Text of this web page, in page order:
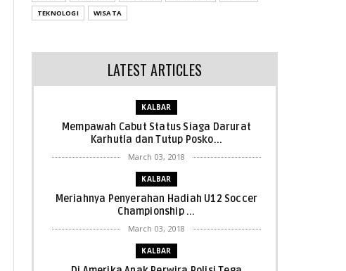
TEKNOLOGI
WISATA
LATEST ARTICLES
KALBAR
Mempawah Cabut Status Siaga Darurat
Karhutla dan Tutup Posko...
March 03, 2018
KALBAR
Meriahnya Penyerahan Hadiah U12 Soccer
Championship ...
March 03, 2018
KALBAR